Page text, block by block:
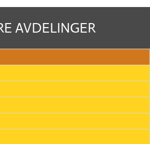
AVDELINGER